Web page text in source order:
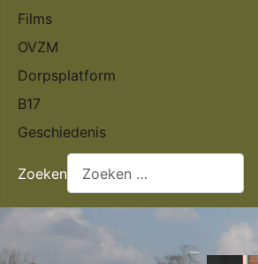
Films
OVZM
Dorpsplatform
B17
Geschiedenis
Zoeken